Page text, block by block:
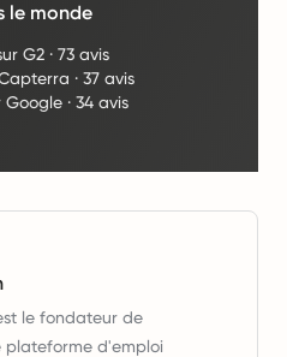
le monde
G2 ·73 avis
·37 avis
Google· 34 avis
le fondateur de
plateforme d'emploi